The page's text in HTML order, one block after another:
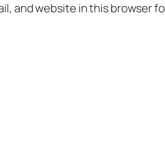
and website in this browser